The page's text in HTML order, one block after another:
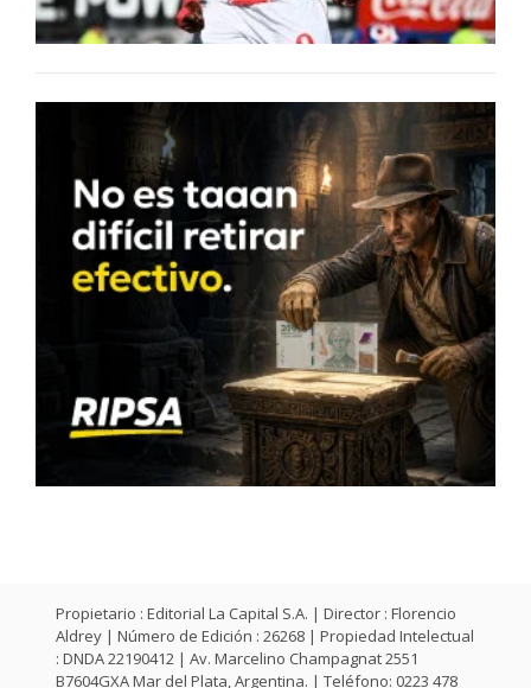
Propietario : Editorial La Capital S.A. | Director : Florencio
Aldrey | Número de Edición : 26268 | Propiedad Intelectual
: DNDA 22190412 | Av. Marcelino Champagnat 2551
B7604GXA Mar del Plata, Argentina. | Teléfono: 0223 478